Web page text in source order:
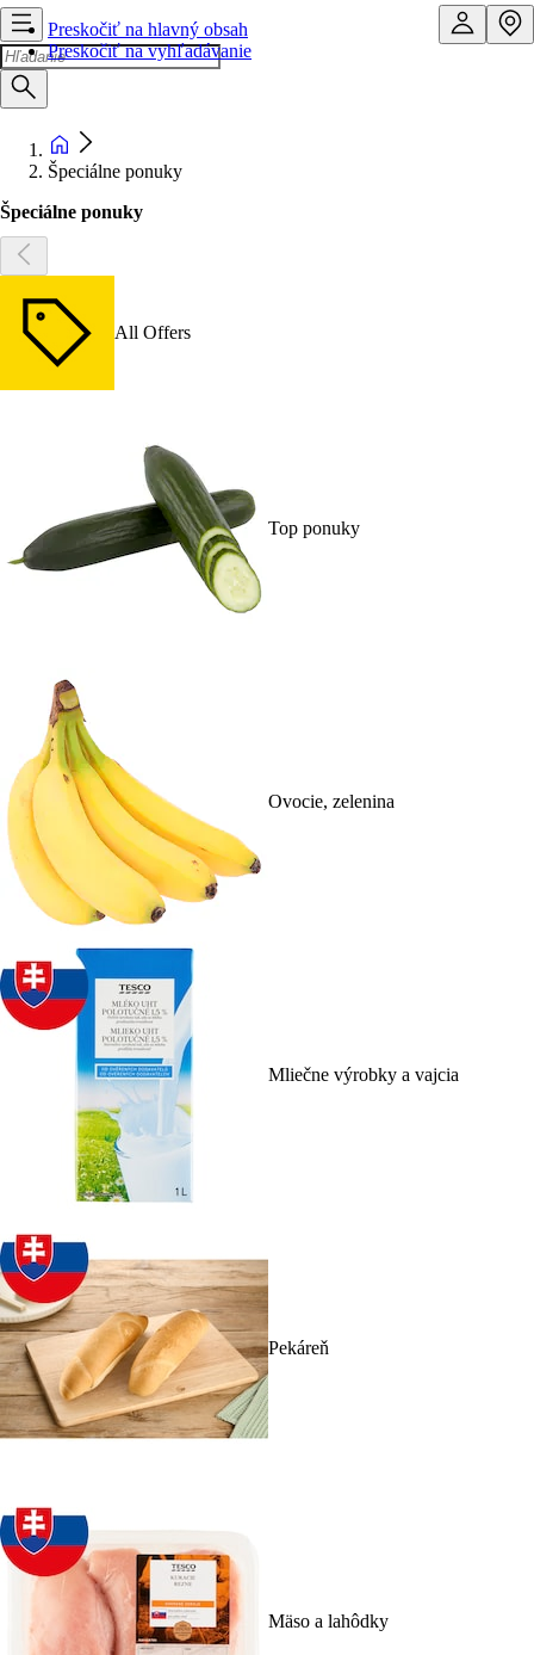
Preskočiť na hlavný obsah
Preskočiť na vyhľadávanie
Špeciálne ponuky
Špeciálne ponuky
All Offers
Top ponuky
Ovocie, zelenina
Mliečne výrobky a vajcia
Pekáreň
Mäso a lahôdky